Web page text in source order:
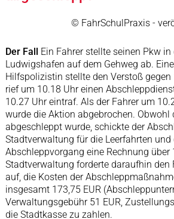
© FahrSchulPraxis -
Der Fall Ein Fahrer stellte seinen Pkw
Ludwigshafen auf dem Gehweg ab.
Hilfspolizistin stellte den Verstoß gegen
rief um 10.18 Uhr einen
10.27 Uhr eintraf. Als der Fahrer um
wurde die Aktion abgebrochen. Obwohl
abgeschleppt wurde, schickte der
Stadtverwaltung für die Leerfahrten und
Abschleppvorgang eine Rechnung über
Stadtverwaltung forderte daraufhin den
auf, die Kosten der
insgesamt 173,75 EUR
Verwaltungsgebühr 51 EUR,
die Stadtkasse zu zahlen.